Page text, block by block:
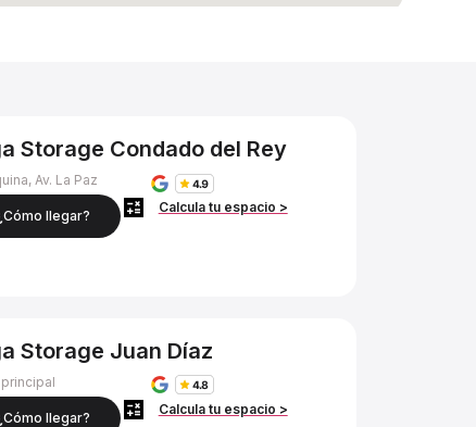
Storage Condado del Rey
Av. La Paz
llegar?
Calcula tu espacio >
Storage Juan Díaz
llegar?
Calcula tu espacio >